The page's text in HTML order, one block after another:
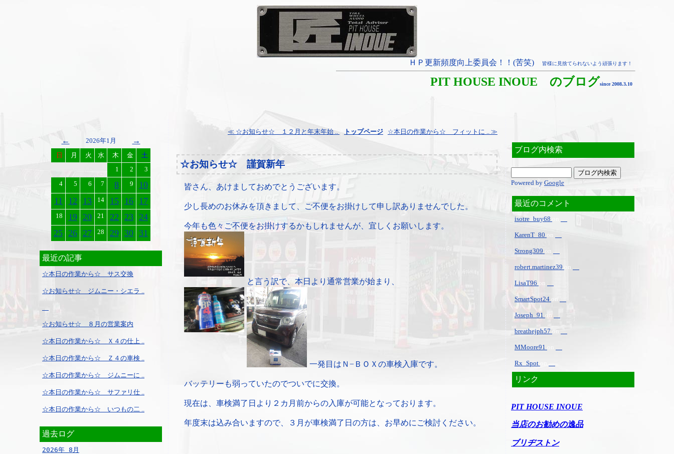
ＨＰ更新頻度向上委員会！！(苦笑) 皆様に見捨てられないよう頑張ります！
PIT HOUSE INOUE のブログsince 2008.3.10
← 2026年1月 →
日 月 火 水 木 金
土
1
2
3
4
5 6 7 8 9
10
11
12 13 14 15 16 17
18 19 20 21 22 23 24
25 26 27 28 29 30 31
最近の記事
☆本日の作業から☆ サス交換
☆お知らせ☆ ジムニー・シエラ ..
☆お知らせ☆ ８月の営業案内
☆本日の作業から☆ Ｘ４の仕上 ..
☆本日の作業から☆ Ｚ４の車検 ..
☆本日の作業から☆ ジムニーに ..
☆本日の作業から☆ サファリ仕 ..
☆本日の作業から☆ いつもの二 ..
過去ログ
2026年 8月
≪ ☆お知らせ☆ １２月と年末年始 .. トップページ ☆本日の作業から☆ フィットに .. ≫
☆お知らせ☆ 謹賀新年
皆さん、あけましておめでとうございます。
少し長めのお休みを頂きまして、ご不便をお掛けして申し訳ありませんでした。
今年も色々ご不便をお掛けするかもしれませんが、宜しくお願いします。
と言う訳で、本日より通常営業が始まり、
一発目はＮ−ＢＯＸの車検入庫です。
バッテリーも弱っていたのでついでに交換。
現在は、車検満了日より２カ月前からの入庫が可能となっております。
年度末は込み合いますので、３月が車検満了日の方は、お早めにご検討ください。
ブログ内検索
Powered by Google
最近のコメント
isotre_buy68
KarenT_80 on
Strong309 on
robert.martinez39 on
LisaT96 on
SmartSpot24 on
Joseph_91 on
breathejph57 on
MMoore91
Rx_Spot
リンク
PIT HOUSE INOUE
当店のお勧めの逸品
ブリヂストン